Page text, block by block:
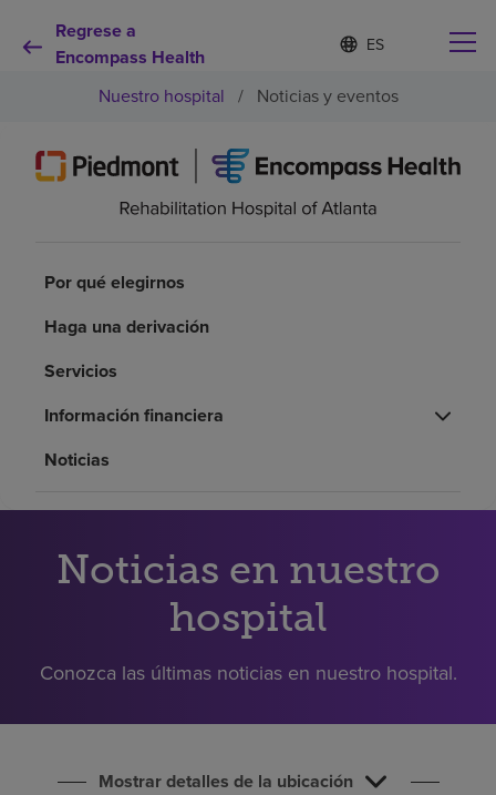
Regrese a
Encompass Health
Lista
de
contraída
d
o
s
e
l
Pacientes y cuidadores
Recursos de salud
Buscar un centro
Inversores
Pagar mi factura
Nuestro hospital / Noticias y eventos
Por qué elegirnos
Haga una derivación
Servicios
Información financiera
Noticias
Noticias en nuestro
hospital
Conozca las últimas noticias en nuestro hospital.
Mostrar detalles de la ubicación